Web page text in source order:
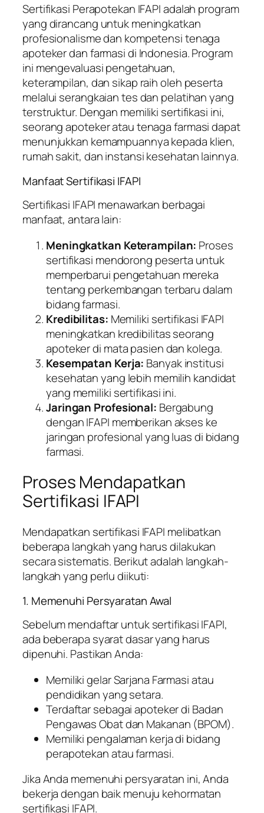
Sertifikasi Perapotekan IFAPI adalah program
yang dirancang untuk meningkatkan
profesionalisme dan kompetensi tenaga
apoteker dan farmasi di Indonesia. Program
ini mengevaluasi pengetahuan,
keterampilan, dan sikap raih oleh peserta
melalui serangkaian tes dan pelatihan yang
terstruktur. Dengan memiliki sertifikasi ini,
seorang apoteker atau tenaga farmasi dapat
menunjukkan kemampuannya kepada klien,
rumah sakit, dan instansi kesehatan lainnya.
Manfaat Sertifikasi IFAPI
Sertifikasi IFAPI menawarkan berbagai
manfaat, antara lain:
Meningkatkan Keterampilan: Proses
sertifikasi mendorong peserta untuk
memperbarui pengetahuan mereka
tentang perkembangan terbaru dalam
bidang farmasi.
Kredibilitas: Memiliki sertifikasi IFAPI
meningkatkan kredibilitas seorang
apoteker di mata pasien dan kolega.
Kesempatan Kerja: Banyak institusi
kesehatan yang lebih memilih kandidat
yang memiliki sertifikasi ini.
Jaringan Profesional: Bergabung
dengan IFAPI memberikan akses ke
jaringan profesional yang luas di bidang
farmasi.
Proses Mendapatkan
Sertifikasi IFAPI
Mendapatkan sertifikasi IFAPI melibatkan
beberapa langkah yang harus dilakukan
secara sistematis. Berikut adalah langkah-
langkah yang perlu diikuti:
1. Memenuhi Persyaratan Awal
Sebelum mendaftar untuk sertifikasi IFAPI,
ada beberapa syarat dasar yang harus
dipenuhi. Pastikan Anda:
Memiliki gelar Sarjana Farmasi atau
pendidikan yang setara.
Terdaftar sebagai apoteker di Badan
Pengawas Obat dan Makanan (BPOM).
Memiliki pengalaman kerja di bidang
perapotekan atau farmasi.
Jika Anda memenuhi persyaratan ini, Anda
bekerja dengan baik menuju kehormatan
sertifikasi IFAPI.